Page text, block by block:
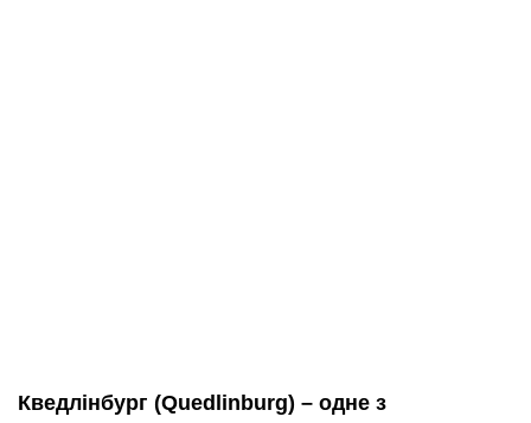
Кведлінбург (Quedlinburg) – одне з